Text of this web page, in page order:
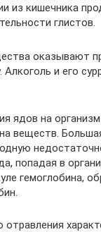
из кишечника
глистов.
оказывают
Алкоголь и его
ядов на
веществ.
попадая в
гемоглобина,
отравления